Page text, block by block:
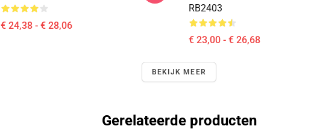
€ 24,38 - € 28,06
RB2403
€ 23,00 - € 26,68
BEKIJK MEER
Gerelateerde producten